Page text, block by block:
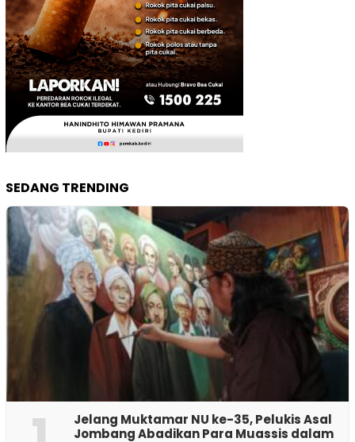
SEDANG TRENDING
Jelang Muktamar NU ke-35, Pelukis Asal
Jombang Abadikan Para Muassis dalam